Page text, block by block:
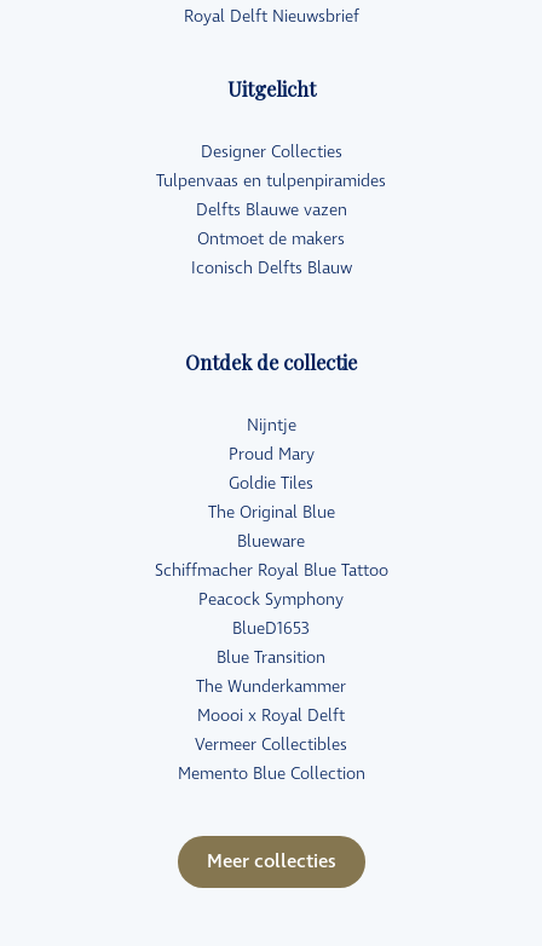
Royal Delft Nieuwsbrief
Uitgelicht
Designer Collecties
Tulpenvaas en tulpenpiramides
Delfts Blauwe vazen
Ontmoet de makers
Iconisch Delfts Blauw
Ontdek de collectie
Nijntje
Proud Mary
Goldie Tiles
The Original Blue
Blueware
Schiffmacher Royal Blue Tattoo
Peacock Symphony
BlueD1653
Blue Transition
The Wunderkammer
Moooi x Royal Delft
Vermeer Collectibles
Memento Blue Collection
Meer collecties